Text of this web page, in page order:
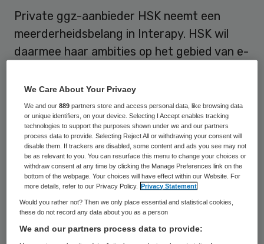
Private ggz-aanbieder HSK neemt een
meerderheidsbelang in Interapy. HSK wil
daarmee haar ambities op het gebied van e-
Interapy is pionier op het gebied van het
ontwikkelen en aanbieden van online zorg in
de geestelijke gezondheidszorg. Sinds 1999
biedt Interapy online geprotocolleerde
behandelingen voor diverse psychische
stoornissen in de tweedelijns GGZ aan.
Overeenkomst
We Care About Your Privacy
We and our889 partners store and access personal data, like browsing data
or unique identifiers, on your device. Selecting I Accept enables tracking
technologies to support the purposes shown under we and our partners
process data to provide. Selecting Reject All or withdrawing your consent will
disable them. If trackers are disabled, some content and ads you see may not
be as relevant to you. You can resurface this menu to change your choices or
withdraw consent at any time by clicking the Manage Preferences link on the
bottom of the webpage. Your choices will have effect within our Website. For
more details, refer to our Privacy Policy.
Privacy Statement
Would you rather not? Then we only place essential and statistical cookies,
these do not record any data about you as a person
We and our partners process data to provide: